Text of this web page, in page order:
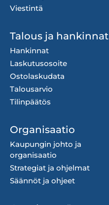
Viestintä
Talous ja hankinnat
Hankinnat
Laskutusosoite
Ostolaskudata
Talousarvio
Tilinpäätös
Organisaatio
Kaupungin johto ja
organisaatio
Strategiat ja ohjelmat
Säännöt ja ohjeet